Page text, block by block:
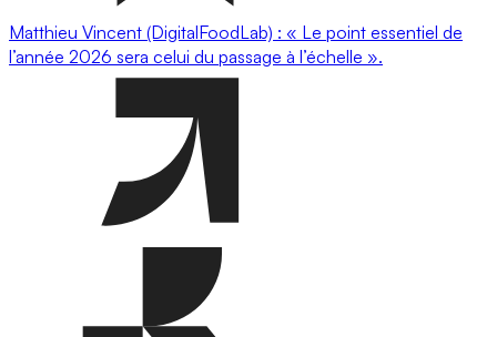
Matthieu Vincent (DigitalFoodLab) : « Le point essentiel de
l’année 2026 sera celui du passage à l’échelle ».